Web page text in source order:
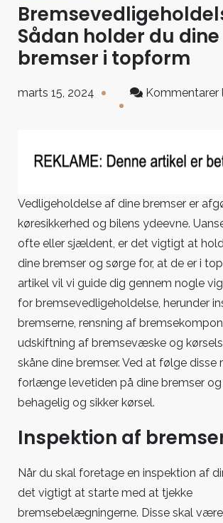
Sådan holder du dine
bremser i topform
marts 15, 2024 Kommentarer
Vedligeholdelse af dine bremser er
køresikkerhed og bilens ydeevne.
ofte eller sjældent, er det vigtigt at
dine bremser og sørge for, at de er i
artikel vil vi guide dig gennem nogle
for bremsevedligeholdelse, herunder
bremserne, rensning af
udskiftning af bremsevæske og
skåne dine bremser. Ved at følge disse
forlænge levetiden på dine bremser og
behagelig og sikker kørsel.
Inspektion af
Når du skal foretage en inspektion af
det vigtigt at starte med at tjekke
bremsebelægningerne. Disse skal